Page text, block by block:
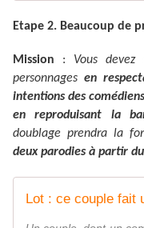
Etape 2. Beaucoup de
Mission : Vous
personnages en
intentions des
en reproduisant la
doublage prendra la
deux parodies à partir